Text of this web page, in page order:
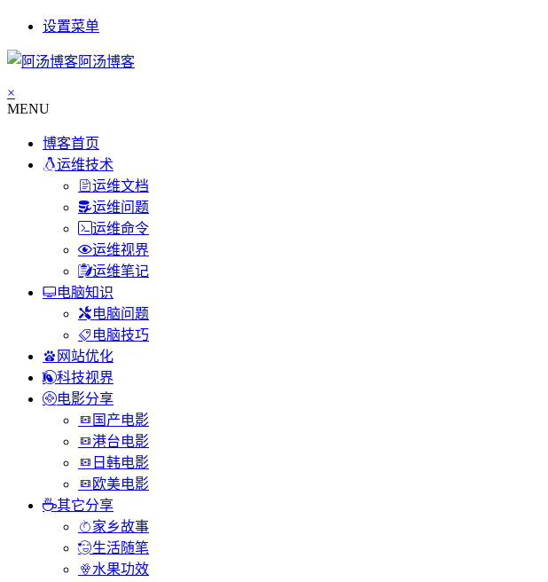
设置菜单
阿汤博客
×
MENU
博客首页
运维技术
运维文档
运维问题
运维命令
运维视界
运维笔记
电脑知识
电脑问题
电脑技巧
网站优化
科技视界
电影分享
国产电影
港台电影
日韩电影
欧美电影
其它分享
家乡故事
生活随笔
水果功效